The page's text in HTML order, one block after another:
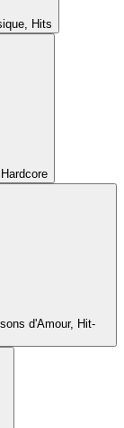
Hits
d'Amour, Hit-